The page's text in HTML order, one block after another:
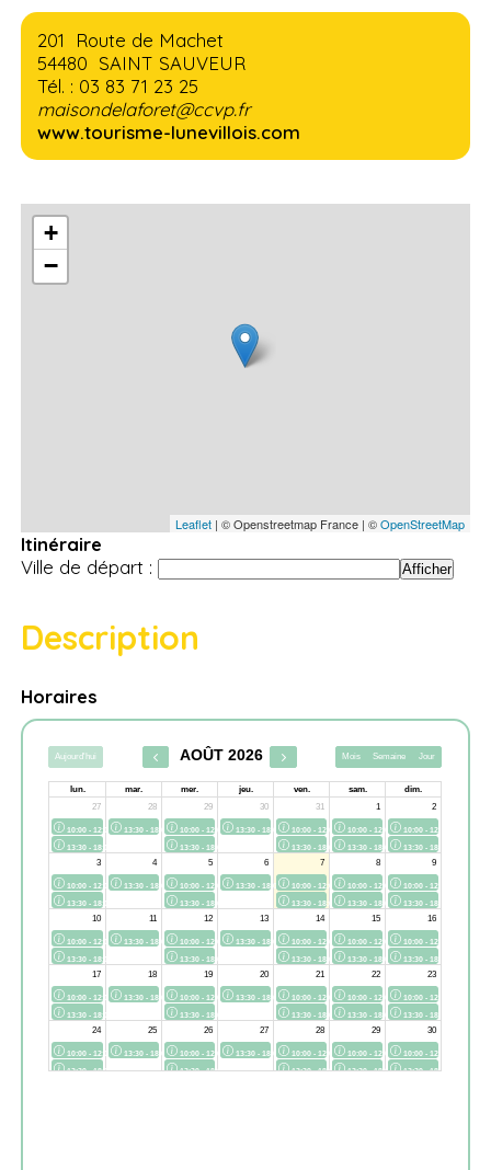
201 Route de Machet
54480 SAINT SAUVEUR
Tél. : 03 83 71 23 25
maisondelaforet@ccvp.fr
www.tourisme-lunevillois.com
+
−
Leaflet| © Openstreetmap France | ©OpenStreetMap
Itinéraire
Ville de départ :
Description
Horaires